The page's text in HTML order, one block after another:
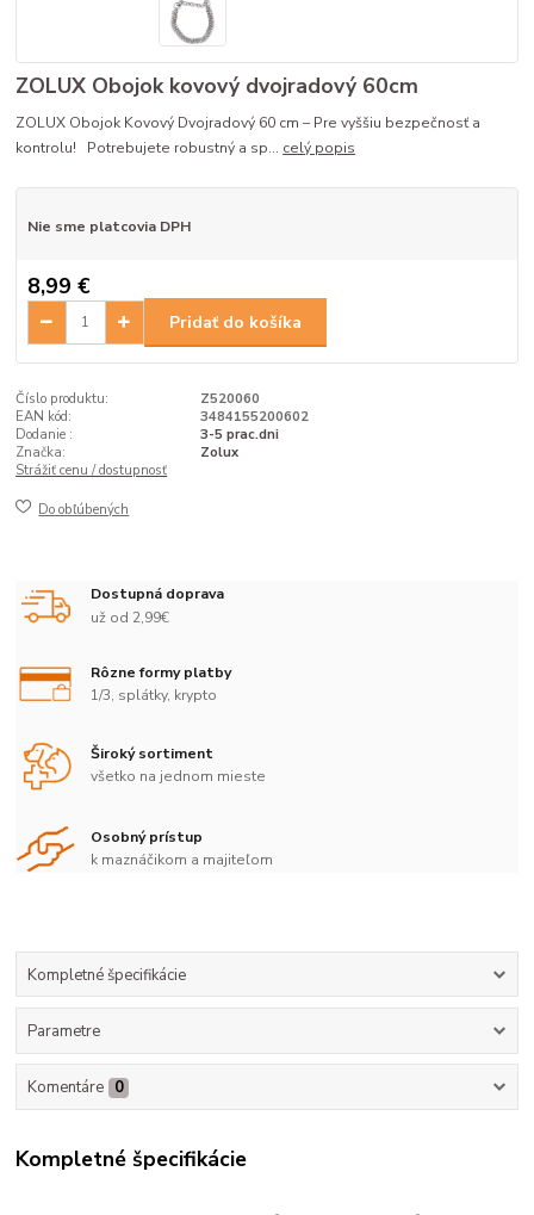
ZOLUX Obojok kovový dvojradový 60cm
ZOLUX Obojok Kovový Dvojradový 60 cm – Pre vyššiu bezpečnosť a
kontrolu! Potrebujete robustný a sp... celý popis
Nie sme platcovia DPH
8,99 €
Pridať do košíka
Číslo produktu:
Z520060
EAN kód:
3484155200602
Dodanie :
3-5 prac.dni
Značka:
Zolux
Strážiť cenu / dostupnosť
Do obľúbených
Dostupná doprava
už od 2,99€
Rôzne formy platby
1/3, splátky, krypto
Široký sortiment
všetko na jednom mieste
Osobný prístup
k maznáčikom a majiteľom
Kompletné špecifikácie
Parametre
Komentáre 0
Kompletné špecifikácie